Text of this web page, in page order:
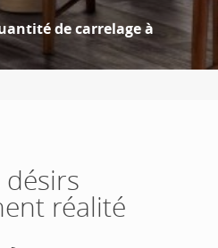
de carrelage à
désirs
réalité